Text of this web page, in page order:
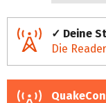
✓ Deine
Die